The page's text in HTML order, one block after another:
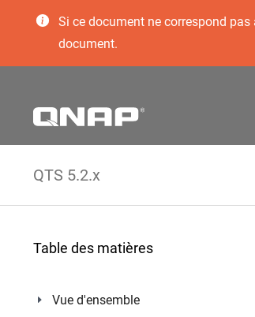
Si ce document ne correspond
document.
QTS 5.2.x
Table des matières
Vue d'ensemble